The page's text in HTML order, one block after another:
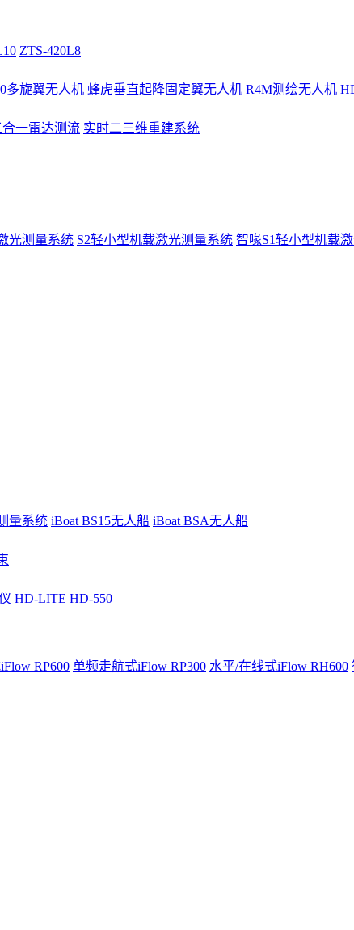
ZTS-420L8
多旋翼无人机 蜂虎垂直起降固定翼无人机 R4M测绘无人机
合一雷达测流 实时二三维重建系统
光测量系统 S2轻小型机载激光测量系统 智喙S1轻小型机载
量系统 iBoat BS15无人船 iBoat BSA无人船
HD-LITE HD-550
RP600 单频走航式iFlow RP300 水平/在线式iFlow RH600